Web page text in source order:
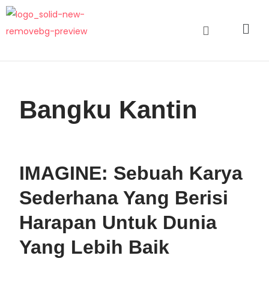
Bangku Kantin
IMAGINE: Sebuah Karya
Sederhana Yang Berisi
Harapan Untuk Dunia
Yang Lebih Baik